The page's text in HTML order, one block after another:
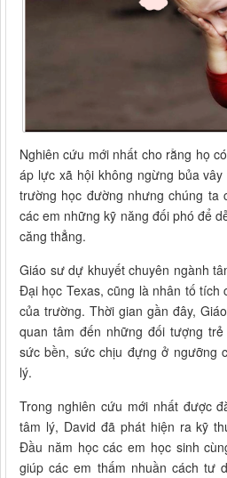
Nghiên cứu mới nhất cho rằng họ
áp lực xã hội không ngừng bủa
trường học đường nhưng chúng ta
các em những kỹ năng đối phó để
căng thẳng.
Giáo sư dự khuyết chuyên ngành
Đại học Texas, cũng là nhân tố tích
của trường. Thời gian gần đây,
quan tâm đến những đối tượng
sức bền, sức chịu đựng ở ngưỡng
lý.
Trong nghiên cứu mới nhất được
tâm lý, David đã phát hiện ra kỹ
Đầu năm học các em học sinh
giúp các em thấm nhuần cách tư